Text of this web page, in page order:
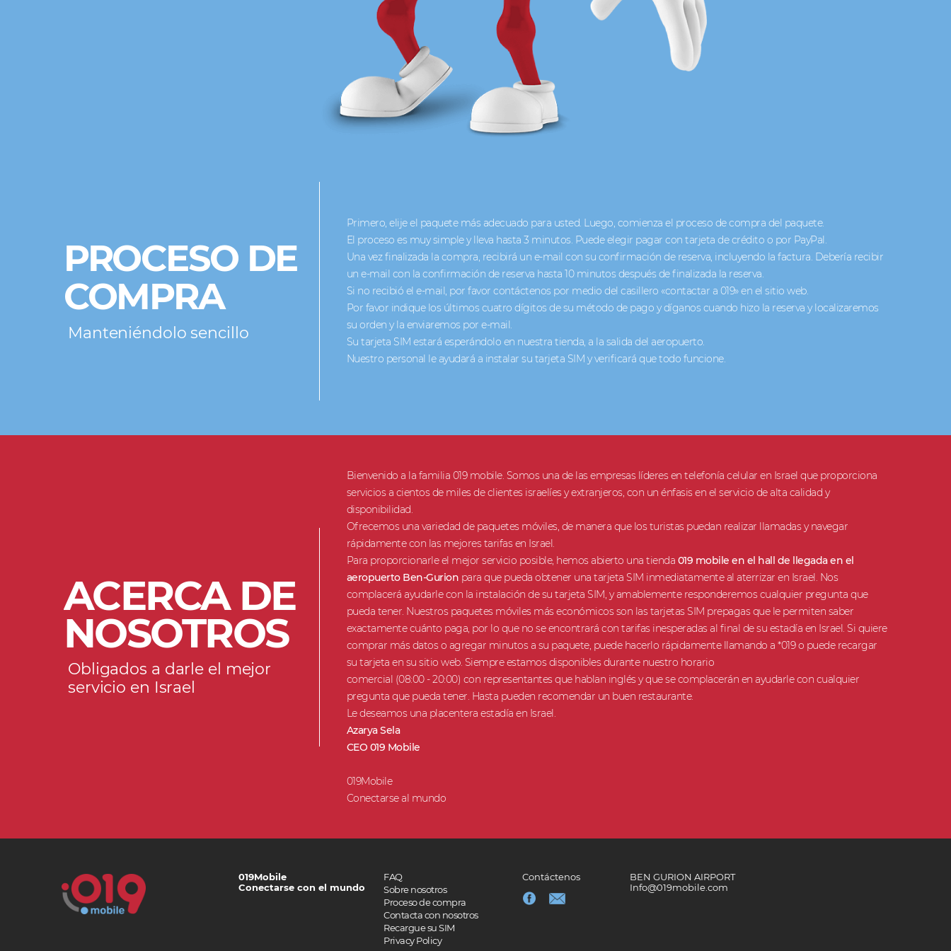
PROCESO DE
COMPRA
Manteniéndolo sencillo
Primero, elije el paquete más adecuado para usted. Luego, comienza el proceso de compra del paquete.
El proceso es muy simple y lleva hasta 3 minutos. Puede elegir pagar con tarjeta de crédito o por PayPal.
Una vez finalizada la compra, recibirá un e-mail con su confirmación de reserva, incluyendo la factura. Debería recibir
un e-mail con la confirmación de reserva hasta 10 minutos después de finalizada la reserva.
Si no recibió el e-mail, por favor contáctenos por medio del casillero «contactar a 019» en el sitio web.
Por favor indique los últimos cuatro dígitos de su método de pago y díganos cuando hizo la reserva y localizaremos
su orden y la enviaremos por e-mail.
Su tarjeta SIM estará esperándolo en nuestra tienda, a la salida del aeropuerto.
Nuestro personal le ayudará a instalar su tarjeta SIM y verificará que todo funcione.
ACERCA DE
NOSOTROS
Obligados a darle el mejor
servicio en Israel
Bienvenido a la familia 019 mobile. Somos una de las empresas líderes en telefonía celular en Israel que proporciona
servicios a cientos de miles de clientes israelíes y extranjeros, con un énfasis en el servicio de alta calidad y
disponibilidad.
Ofrecemos una variedad de paquetes móviles, de manera que los turistas puedan realizar llamadas y navegar
rápidamente con las mejores tarifas en Israel.
Para proporcionarle el mejor servicio posible, hemos abierto una tienda 019 mobile en el hall de llegada en el
aeropuerto Ben-Gurion para que pueda obtener una tarjeta SIM inmediatamente al aterrizar en Israel. Nos
complacerá ayudarle con la instalación de su tarjeta SIM, y amablemente responderemos cualquier pregunta que
pueda tener. Nuestros paquetes móviles más económicos son las tarjetas SIM prepagas que le permiten saber
exactamente cuánto paga, por lo que no se encontrará con tarifas inesperadas al final de su estadía en Israel. Si quiere
comprar más datos o agregar minutos a su paquete, puede hacerlo rápidamente llamando a *019 o puede recargar
su tarjeta en su sitio web. Siempre estamos disponibles durante nuestro horario
comercial (08:00 - 20:00) con representantes que hablan inglés y que se complacerán en ayudarle con cualquier
pregunta que pueda tener. Hasta pueden recomendar un buen restaurante.
Le deseamos una placentera estadía en Israel.
Azarya Sela
CEO 019 Mobile
019Mobile
Conectarse al mundo
019Mobile
Conectarse con el mundo
FAQ
Sobre nosotros
Proceso de compra
Contacta con nosotros
Recargue su SIM
Privacy Policy
Contáctenos
BEN GURION AIRPORT
Info@019mobile.com